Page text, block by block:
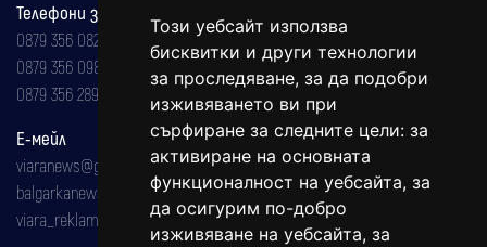
Този уебсайт използва
бисквитки и други технологии
за проследяване, за да подобри
изживяването ви при
сърфиране за следните цели: за
активиране на основната
функционалност на уебсайта, за
да осигурим по-добро
изживяване на уебсайта, за
Телефони за реклама и абонаменти
0879 356 082
0879 356 098
0879 356 289
Е-мейл
viaranews@gmail.com
balgarkanews@gmail.com
viara_reklama@mail.bg